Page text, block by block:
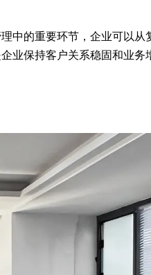
中的重要环节，企业可以
业保持客户关系稳固和业